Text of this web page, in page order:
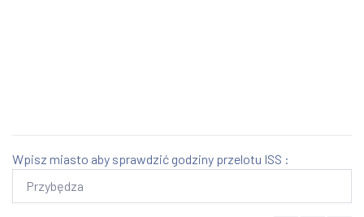
Wpisz miasto aby sprawdzić godziny przelotu ISS :